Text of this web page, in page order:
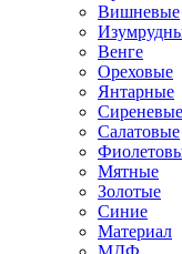
Вишневые
Венге
Ореховые
Янтарные
Сиреневые
Салатовые
Мятные
Золотые
Синие
Материал